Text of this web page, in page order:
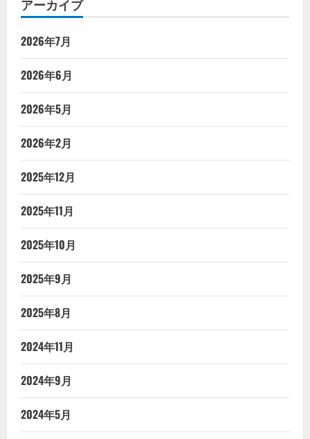
アーカイブ
2026年7月
2026年6月
2026年5月
2026年2月
2025年12月
2025年11月
2025年10月
2025年9月
2025年8月
2024年11月
2024年9月
2024年5月